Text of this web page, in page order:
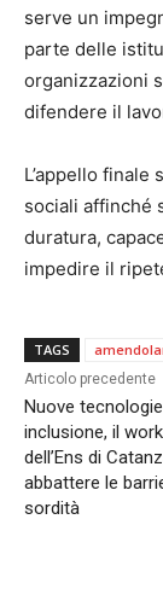
serve un
parte delle
organizzazioni
difendere il
L’appello
sociali affinché
duratura,
impedire il
TAGS
Articolo precedente
Nuove
inclusione, il
dell’Ens di
abbattere le
sordità